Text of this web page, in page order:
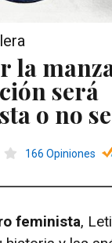
la
será
o no
166 Opiniones
feminista,